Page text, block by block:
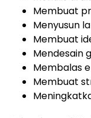
Membuat
Menyusun
Membuat
Mendesain
Membalas
Membuat